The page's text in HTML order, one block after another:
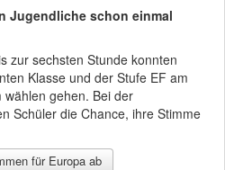
Jugendliche schon einmal
zur sechsten Stunde konnten
Klasse und der Stufe EF am
gehen. Bei der
Schüler die Chance, ihre Stimme
für Europa ab